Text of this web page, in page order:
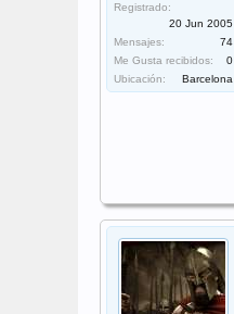
Registrado:
20 Jun 2005
Mensajes:
74
Me Gusta recibidos:
0
Ubicación:
Barcelona